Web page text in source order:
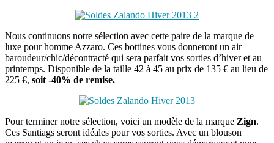
Nous continuons notre sélection avec cette paire de la marque de
luxe pour homme Azzaro. Ces bottines vous donneront un air
baroudeur/chic/décontracté qui sera parfait vos sorties d’hiver et au
printemps. Disponible de la taille 42 à 45 au prix de 135 € au lieu de
225 €, soit -40% de remise.
Pour terminer notre sélection, voici un modèle de la marque Zign.
Ces Santiags seront idéales pour vos sorties. Avec un blouson